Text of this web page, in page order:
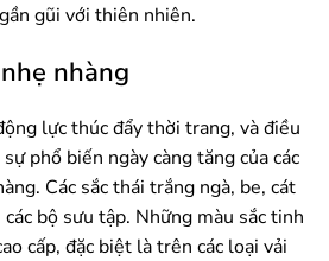
gũi với thiên nhiên.
nhàng
lực thúc đẩy thời trang, và điều
phổ biến ngày càng tăng của các
Các sắc thái trắng ngà, be, cát
bộ sưu tập. Những màu sắc tinh
cấp, đặc biệt là trên các loại vải